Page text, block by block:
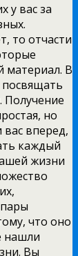
у вас за
то отчасти
материал. В
посвящать
Получение
но
вперед,
каждый
жизни
что оно
нашли
Вы